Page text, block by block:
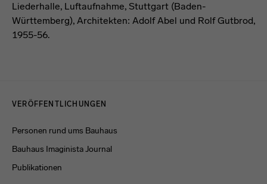
Liederhalle, Luftaufnahme, Stuttgart (Baden-
Württemberg), Architekten: Adolf Abel und Rolf Gutbrod,
1955-56.
VERÖFFENTLICHUNGEN
Personen rund ums Bauhaus
Bauhaus Imaginista Journal
Publikationen